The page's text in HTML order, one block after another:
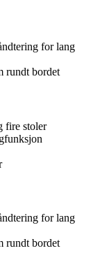
for lang
rundt bordet
fire stoler
for lang
rundt bordet